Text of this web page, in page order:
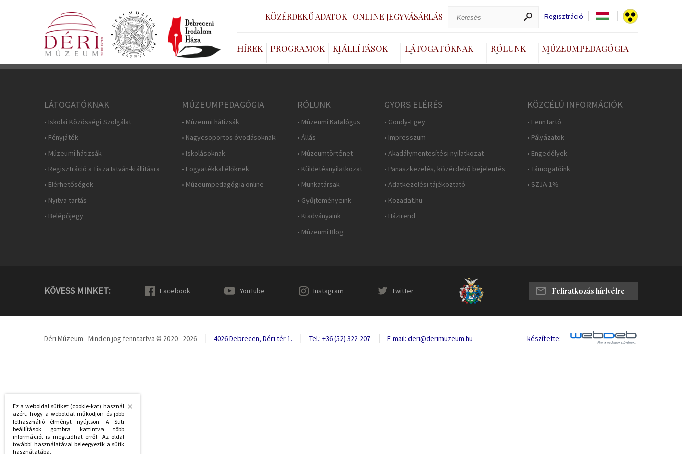
KÖZÉRDEKŰ ADATOK ONLINE JEGYVÁSÁRLÁS Regisztráció
HÍREK PROGRAMOK KIÁLLÍTÁSOK LÁTOGATÓKNAK RÓLUNK MÚZEUMPEDAGÓGIA
LÁTOGATÓKNAK
• Iskolai Közösségi Szolgálat
• Fényjáték
• Múzeumi hátizsák
• Regisztráció a Tisza István-kiállításra
• Elérhetőségek
• Nyitva tartás
• Belépőjegy
MÚZEUMPEDAGÓGIA
• Múzeumi hátizsák
• Nagycsoportos óvodásoknak
• Iskolásoknak
• Fogyatékkal élőknek
• Múzeumpedagógia online
RÓLUNK
• Múzeumi Katalógus
• Állás
• Múzeumtörténet
• Küldetésnyilatkozat
• Munkatársak
• Gyűjteményeink
• Kiadványaink
• Múzeumi Blog
GYORS ELÉRÉS
• Gondy-Egey
• Impresszum
• Akadálymentesítési nyilatkozat
• Panaszkezelés, közérdekű bejelentés
• Adatkezelési tájékoztató
• Közadat.hu
• Házirend
KÖZCÉLÚ INFORMÁCIÓK
• Fenntartó
• Pályázatok
• Engedélyek
• Támogatóink
• SZJA 1%
KÖVESS MINKET: Facebook YouTube Instagram Twitter Feliratkozás hírlvélre
Déri Múzeum - Minden jog fenntartva © 2020 - 2026 4026 Debrecen, Déri tér 1. Tel.: +36 (52) 322-207 E-mail: deri@derimuzeum.hu készítette:
Ez a weboldal sütiket (cookie-kat) használ
azért, hogy a weboldal működjön és jobb
felhasználió élményt nyújtson. A Süti
beállítások gombra kattintva több
információt is megtudhat erről. Az oldal
további használatával beleegyezik a sütik
használatába.